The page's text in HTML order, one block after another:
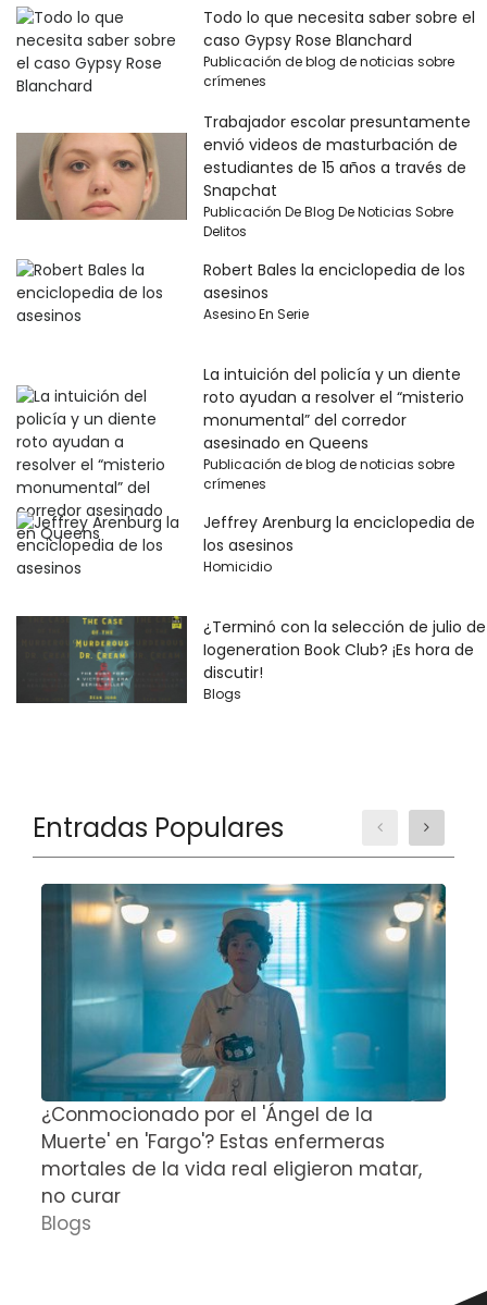
Todo lo que necesita saber sobre el
caso Gypsy Rose Blanchard
Publicación de blog de noticias sobre
crímenes
Trabajador escolar presuntamente
envió videos de masturbación de
estudiantes de 15 años a través de
Snapchat
Publicación De Blog De Noticias Sobre
Delitos
Robert Bales la enciclopedia de los
asesinos
Asesino En Serie
La intuición del policía y un diente
roto ayudan a resolver el “misterio
monumental” del corredor
asesinado en Queens
Publicación de blog de noticias sobre
crímenes
Jeffrey Arenburg la enciclopedia de
los asesinos
Homicidio
¿Terminó con la selección de julio de
Iogeneration Book Club? ¡Es hora de
discutir!
Blogs
Entradas Populares
¿Conmocionado por el 'Ángel de la
Muerte' en 'Fargo'? Estas enfermeras
mortales de la vida real eligieron matar,
no curar
Blogs